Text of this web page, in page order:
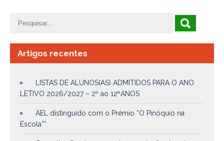
Artigos recentes
LISTAS DE ALUNOS(AS) ADMITIDOS PARA O ANO
LETIVO 2026/2027 – 2º ao 12ºANOS
AEL distinguido com o Prémio “O Pinóquio na
Escola””